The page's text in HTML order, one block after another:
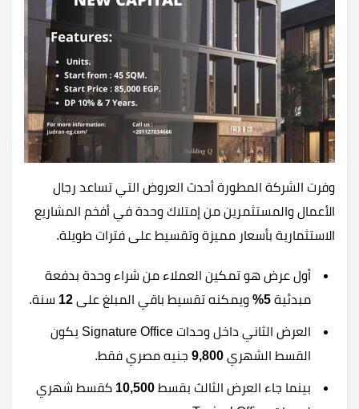
وفرت الشركة المطورة أحدث العروض التي تساعد رجال
الأعمال والمستثمرين من إمتلاك وحدة في أفخم المشاريع
الاستثمارية بأسعار مميزة وتقسيط على فترات طويلة.
أول عرض هو تمكين العملاء من شراء وحدة بدفعة
مبدئية
ويمكنه تقسيط باقي المبلغ على 12 سنة.
العرض الثاني داخل وحدات Signature Office يكون
القسط الشهري 9,800 جنيه مصري فقط.
بينما جاء العرض الثالث بقسط 10,500 كقسط شهري